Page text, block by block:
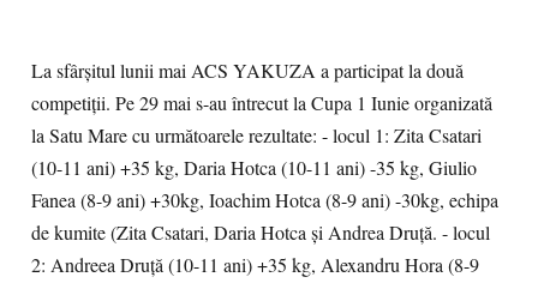
La sfârşitul lunii mai ACS YAKUZA a participat la două
competiţii. Pe 29 mai s-au întrecut la Cupa 1 Iunie organizată
la Satu Mare cu următoarele rezultate: - locul 1: Zita Csatari
(10-11 ani) +35 kg, Daria Hotca (10-11 ani) -35 kg, Giulio
Fanea (8-9 ani) +30kg, Ioachim Hotca (8-9 ani) -30kg, echipa
de kumite (Zita Csatari, Daria Hotca şi Andrea Druţă. - locul
2: Andreea Druţă (10-11 ani) +35 kg, Alexandru Hora (8-9